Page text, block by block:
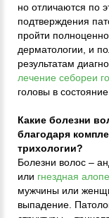
но отличаются по
подтверждения
пройти
дерматологии, и
результатам
лечение себореи
головы в
Какие болезни
благодаря
трихологии?
Болезни волос –
или гнездная
мужчины или
выпадение.